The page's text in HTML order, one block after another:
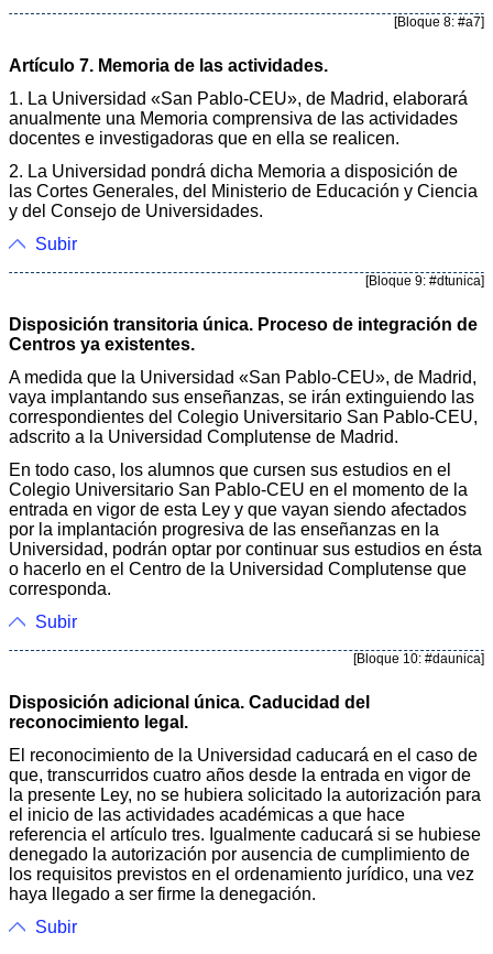
[Bloque 8: #a7]
Artículo 7. Memoria de las actividades.
1. La Universidad «San Pablo-CEU», de Madrid, elaborará
anualmente una Memoria comprensiva de las actividades
docentes e investigadoras que en ella se realicen.
2. La Universidad pondrá dicha Memoria a disposición de
las Cortes Generales, del Ministerio de Educación y Ciencia
y del Consejo de Universidades.
Subir
[Bloque 9: #dtunica]
Disposición transitoria única. Proceso de integración de
Centros ya existentes.
A medida que la Universidad «San Pablo-CEU», de Madrid,
vaya implantando sus enseñanzas, se irán extinguiendo las
correspondientes del Colegio Universitario San Pablo-CEU,
adscrito a la Universidad Complutense de Madrid.
En todo caso, los alumnos que cursen sus estudios en el
Colegio Universitario San Pablo-CEU en el momento de la
entrada en vigor de esta Ley y que vayan siendo afectados
por la implantación progresiva de las enseñanzas en la
Universidad, podrán optar por continuar sus estudios en ésta
o hacerlo en el Centro de la Universidad Complutense que
corresponda.
Subir
[Bloque 10: #daunica]
Disposición adicional única. Caducidad del
reconocimiento legal.
El reconocimiento de la Universidad caducará en el caso de
que, transcurridos cuatro años desde la entrada en vigor de
la presente Ley, no se hubiera solicitado la autorización para
el inicio de las actividades académicas a que hace
referencia el artículo tres. Igualmente caducará si se hubiese
denegado la autorización por ausencia de cumplimiento de
los requisitos previstos en el ordenamiento jurídico, una vez
haya llegado a ser firme la denegación.
Subir